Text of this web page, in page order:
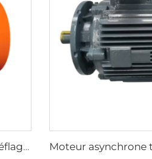
Moteurs asynchrones triphasés antidéflagrants de la série YBK3 pour mines de charbon souterraines